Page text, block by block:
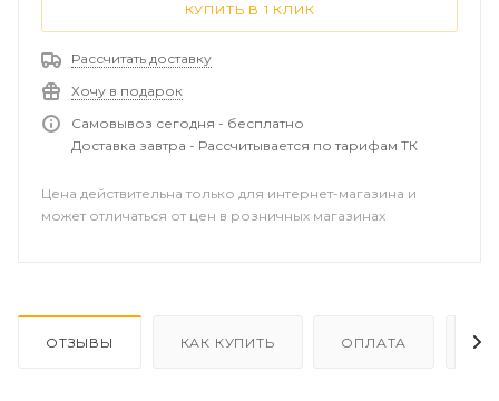
КУПИТЬ В 1 КЛИК
Рассчитать доставку
Хочу в подарок
Самовывоз сегодня - бесплатно
Доставка завтра - Рассчитывается по тарифам ТК
Цена действительна только для интернет-магазина и
может отличаться от цен в розничных магазинах
ОТЗЫВЫ КАК КУПИТЬ ОПЛАТА